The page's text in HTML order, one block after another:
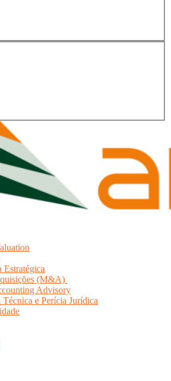
Estratégica
(M&A)
Advisory
Técnica e Perícia Jurídica